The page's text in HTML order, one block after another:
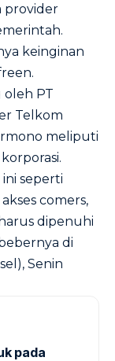
provider
keinginan
oleh PT
Telkom
meliputi
ini seperti
comers,
dipenuhi
di
Senin
pada